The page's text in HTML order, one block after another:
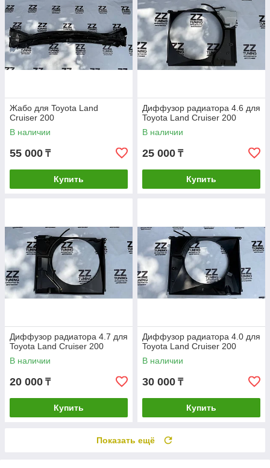
Жабо для Toyota Land
Cruiser 200
В наличии
55 000 ₸
Купить
Диффузор радиатора 4.6 для
Toyota Land Cruiser 200
В наличии
25 000 ₸
Купить
Диффузор радиатора 4.7 для
Toyota Land Cruiser 200
В наличии
20 000 ₸
Купить
Диффузор радиатора 4.0 для
Toyota Land Cruiser 200
В наличии
30 000 ₸
Купить
Показать ещё